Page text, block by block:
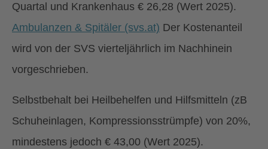
Quartal und Krankenhaus € 26,28 (Wert 2025).
Ambulanzen & Spitäler (svs.at) Der Kostenanteil
wird von der SVS vierteljährlich im Nachhinein
vorgeschrieben.
Selbstbehalt bei Heilbehelfen und Hilfsmitteln (zB
Schuheinlagen, Kompressionsstrümpfe) von 20%,
mindestens jedoch € 43,00 (Wert 2025).